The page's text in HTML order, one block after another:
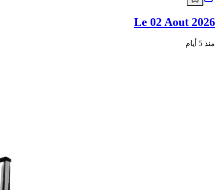
Le 02 Aout 2026
منذ 5 أيام